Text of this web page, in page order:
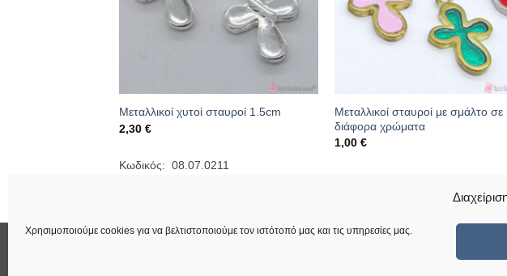
Χρησιμοποιούμε cookies για να βελτιστοποιούμε τον ιστότοπό μας και τις υπηρεσίες μας.
Μεταλλικοί χυτοί σταυροί 1.5cm
2,30 €
Κωδικός: 08.07.0211
Μεταλλικοί σταυροί με σμάλτο σε
διάφορα χρώματα
1,00€